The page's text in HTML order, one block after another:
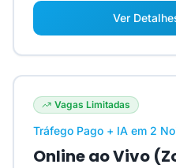
Ver
Vagas Limitadas
Tráfego Pago + IA em 2
Online ao Vivo